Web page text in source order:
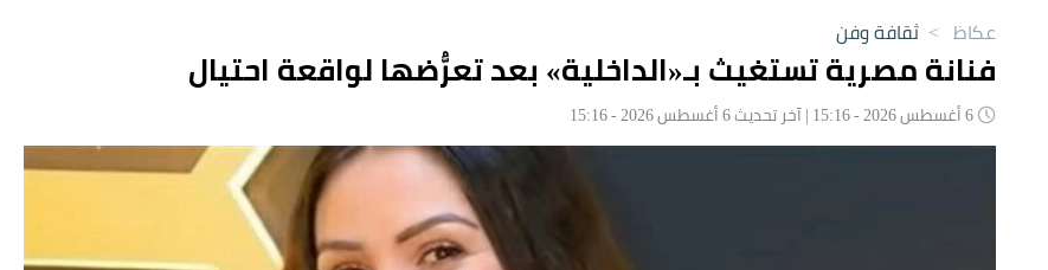
عكاظ > ثقافة وفن
فنانة مصرية تستغيث بـ«الداخلية» بعد تعرُّضها لواقعة احتيال